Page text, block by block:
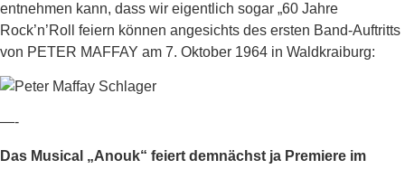
entnehmen kann, dass wir eigentlich sogar „60 Jahre
Rock’n’Roll feiern können angesichts des ersten Band-Auftritts
von PETER MAFFAY am 7. Oktober 1964 in Waldkraiburg:
—-
Das Musical „Anouk“ feiert demnächst ja Premiere im